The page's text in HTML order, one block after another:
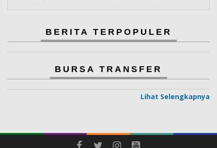
BERITA TERPOPULER
BURSA TRANSFER
Lihat Selengkapnya